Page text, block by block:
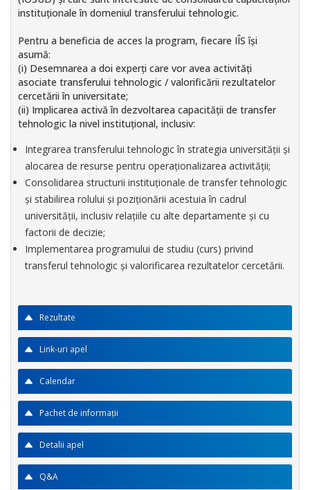
instituționale în domeniul transferului tehnologic.
Pentru a beneficia de acces la program, fiecare IÎS își
asumă:
(i) Desemnarea a doi experți care vor avea activități
asociate transferului tehnologic / valorificării rezultatelor
cercetării în universitate;
(ii) Implicarea activă în dezvoltarea capacității de transfer
tehnologic la nivel instituțional, inclusiv:
Integrarea transferului tehnologic în strategia universității și
alocarea de resurse pentru operaționalizarea activității;
Consolidarea structurii instituționale de transfer tehnologic
și stabilirea rolului și poziționării acestuia în cadrul
universității, inclusiv relațiile cu alte departamente și cu
factorii de decizie;
Implementarea programului de studiu (curs) privind
transferul tehnologic și valorificarea rezultatelor cercetării.
Rezultate
Link-uri apel
Calendar
Pachet de informații
Detalii apel
Q&A